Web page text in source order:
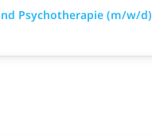
Psychotherapie (m/w/d)